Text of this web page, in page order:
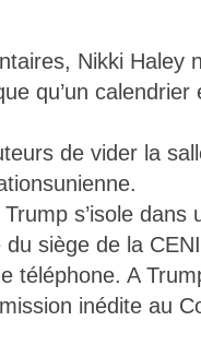
Nikki Haley
qu’un
de vider la
s’isole
siège de la
téléphone. A
inédite au